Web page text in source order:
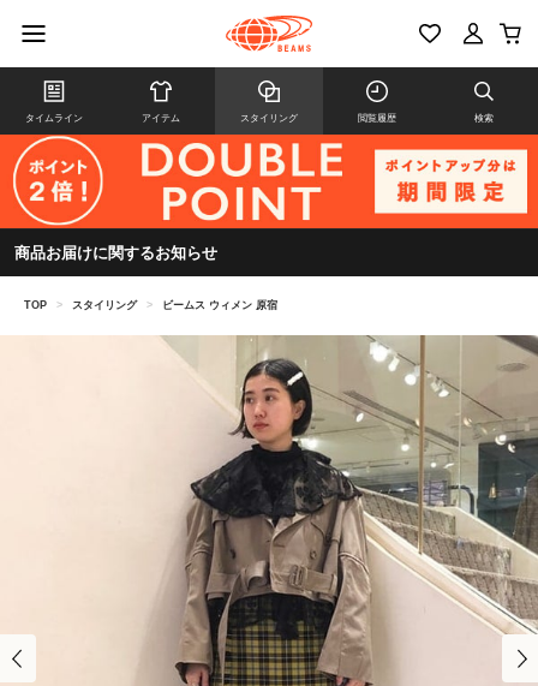
タイムライン アイテム スタイリング 閲覧履歴 検索
商品お届けに関するお知らせ
TOP > スタイリング > ビームス ウィメン 原宿